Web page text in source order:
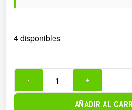
4 disponibles
CONICO
- +
AÑADIR AL